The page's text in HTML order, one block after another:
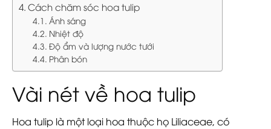
Cách chăm sóc hoa tulip
Ánh sáng
Nhiệt độ
Độ ẩm và lượng nước tưới
Phân bón
Vài nét về hoa tulip
Hoa tulip là một loại hoa thuộc họ Liliaceae, có